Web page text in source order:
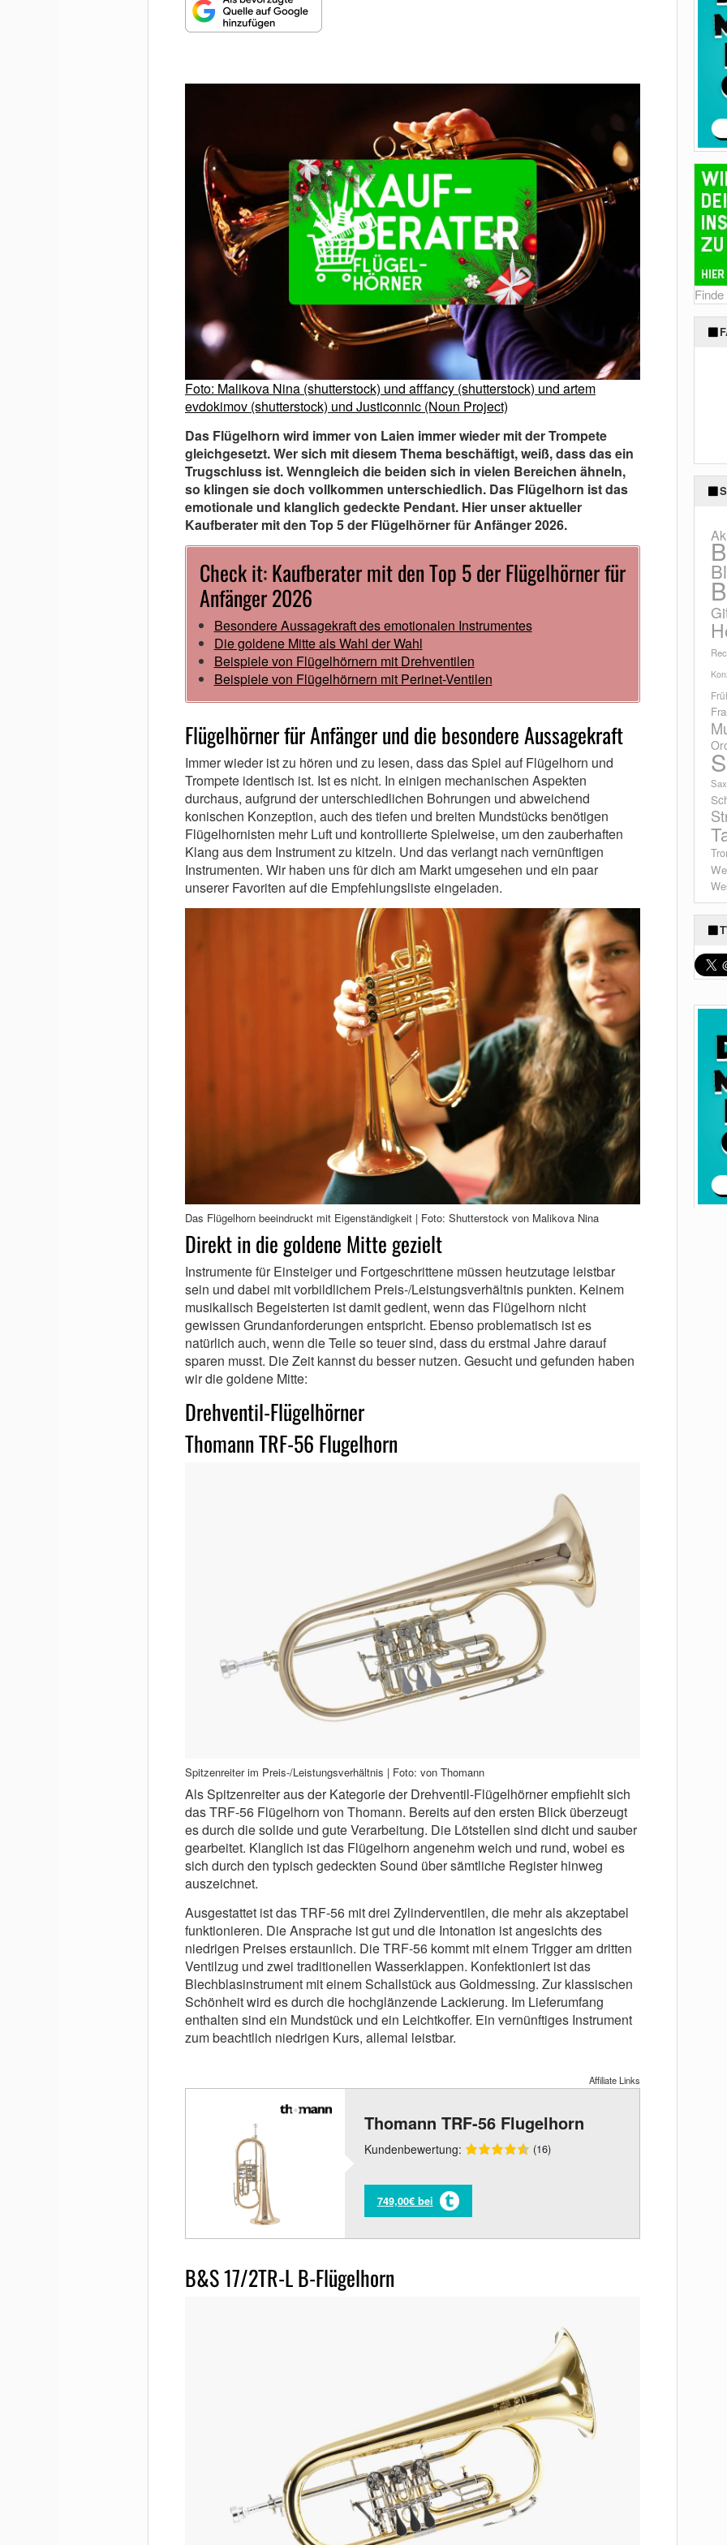
MUNDHARMONIKA
Foto: Malikova Nina (shutterstock) und afffancy (shutterstock) und artem
evdokimov (shutterstock) und Justiconnic (Noun Project)
Das Flügelhorn wird immer von Laien immer wieder mit der Trompete
gleichgesetzt. Wer sich mit diesem Thema beschäftigt, weiß, dass das ein
Trugschluss ist. Wenngleich die beiden sich in vielen Bereichen ähneln,
so klingen sie doch vollkommen unterschiedlich. Das Flügelhorn ist das
emotionale und klanglich gedeckte Pendant. Hier unser aktueller
Kaufberater mit den Top 5 der Flügelhörner für Anfänger 2026.
Check it: Kaufberater mit den Top 5 der Flügelhörner für
Anfänger 2026
Besondere Aussagekraft des emotionalen Instrumentes
Die goldene Mitte als Wahl der Wahl
Beispiele von Flügelhörnern mit Drehventilen
Beispiele von Flügelhörnern mit Perinet-Ventilen
Flügelhörner für Anfänger und die besondere Aussagekraft
Immer wieder ist zu hören und zu lesen, dass das Spiel auf Flügelhorn und
Trompete identisch ist. Ist es nicht. In einigen mechanischen Aspekten
durchaus, aufgrund der unterschiedlichen Bohrungen und abweichend
konischen Konzeption, auch des tiefen und breiten Mundstücks benötigen
Flügelhornisten mehr Luft und kontrollierte Spielweise, um den zauberhaften
Klang aus dem Instrument zu kitzeln. Und das verlangt nach vernünftigen
Instrumenten. Wir haben uns für dich am Markt umgesehen und ein paar
unserer Favoriten auf die Empfehlungsliste eingeladen.
Das Flügelhorn beeindruckt mit Eigenständigkeit | Foto: Shutterstock von Malikova Nina
Direkt in die goldene Mitte gezielt
Instrumente für Einsteiger und Fortgeschrittene müssen heutzutage leistbar
sein und dabei mit vorbildlichem Preis-/Leistungsverhältnis punkten. Keinem
musikalisch Begeisterten ist damit gedient, wenn das Flügelhorn nicht
gewissen Grundanforderungen entspricht. Ebenso problematisch ist es
natürlich auch, wenn die Teile so teuer sind, dass du erstmal Jahre darauf
sparen musst. Die Zeit kannst du besser nutzen. Gesucht und gefunden haben
wir die goldene Mitte:
Drehventil-Flügelhörner
Thomann TRF-56 Flugelhorn
Spitzenreiter im Preis-/Leistungsverhältnis | Foto: von Thomann
Als Spitzenreiter aus der Kategorie der Drehventil-Flügelhörner empfiehlt sich
das TRF-56 Flügelhorn von Thomann. Bereits auf den ersten Blick überzeugt
es durch die solide und gute Verarbeitung. Die Lötstellen sind dicht und sauber
gearbeitet. Klanglich ist das Flügelhorn angenehm weich und rund, wobei es
sich durch den typisch gedeckten Sound über sämtliche Register hinweg
auszeichnet.
Ausgestattet ist das TRF-56 mit drei Zylinderventilen, die mehr als akzeptabel
funktionieren. Die Ansprache ist gut und die Intonation ist angesichts des
niedrigen Preises erstaunlich. Die TRF-56 kommt mit einem Trigger am dritten
Ventilzug und zwei traditionellen Wasserklappen. Konfektioniert ist das
Blechblasinstrument mit einem Schallstück aus Goldmessing. Zur klassischen
Schönheit wird es durch die hochglänzende Lackierung. Im Lieferumfang
enthalten sind ein Mundstück und ein Leichtkoffer. Ein vernünftiges Instrument
zum beachtlich niedrigen Kurs, allemal leistbar.
Affiliate Links
Thomann TRF-56 Flugelhorn
Kundenbewertung: (16)
749,00€ bei
B&S 17/2TR-L B-Flügelhorn